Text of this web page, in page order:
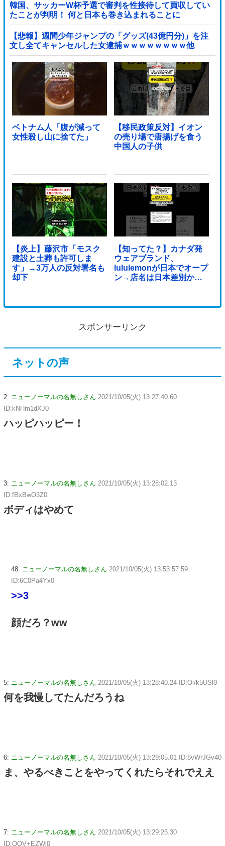
韓国、サッカーW杯予選で審判を性接待して買収してい
たことが判明！ 何と日本も巻き込まれることに
【悲報】週間少年ジャンプの「グッズ(43億円分)」を注
文し全てキャンセルした女逮捕ｗｗｗｗｗｗｗｗ他
ベトナム人「腹が減って
女性殺し山に捨てた」
【移民政策反対】イオン
の売り場で唐揚げを食う
中国人の子供
【炎上】藤沢市「モスク
建設と土葬も許可しま
す」→3万人の反対署名も
却下
【知ってた？】カナダ発
ウェアブランド、
lululemonが日本でオープ
ン→店名は日本差別から
スポンサーリンク
ネットの声
2: ニューノーマルの名無しさん 2021/10/05(火) 13:27:40.60
ID:kNHm1dXJ0
ハッピハッピー！
3: ニューノーマルの名無しさん 2021/10/05(火) 13:28:02.13
ID:fBxBwO3Z0
ボディはやめて
48: ニューノーマルの名無しさん 2021/10/05(火) 13:53:57.59
ID:6C0Pa4Yx0
>>3
顔だろ？ww
5: ニューノーマルの名無しさん 2021/10/05(火) 13:28:40.24 ID:Oi/k5USl0
何を我慢してたんだろうね
6: ニューノーマルの名無しさん 2021/10/05(火) 13:29:05.01 ID:8vWrJGv40
ま、やるべきことをやってくれたらそれでええ
7: ニューノーマルの名無しさん 2021/10/05(火) 13:29:25.30
ID:OOV+EZWl0